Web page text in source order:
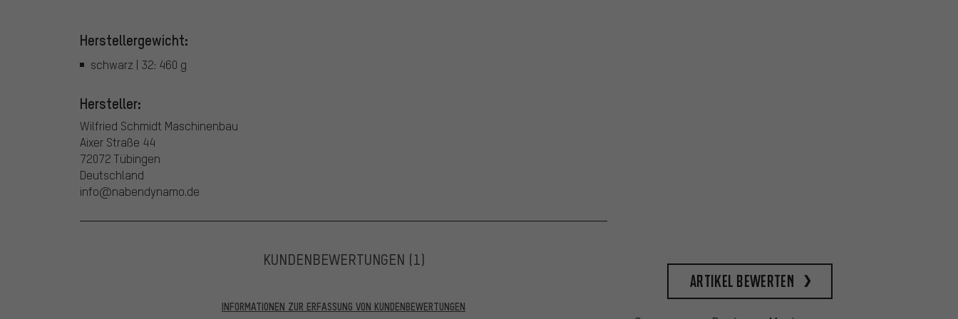
Herstellergewicht:
schwarz | 32: 460 g
Hersteller:
Wilfried Schmidt Maschinenbau
Aixer Straße 44
72072 Tübingen
Deutschland
info@nabendynamo.de
KUNDENBEWERTUNGEN (1)
INFORMATIONEN ZUR ERFASSUNG VON KUNDENBEWERTUNGEN
Artikel bewerten